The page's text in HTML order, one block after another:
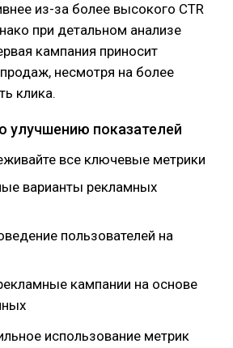
из-за более высокого CTR
при детальном анализе
кампания приносит
несмотря на более
клика.
улучшению показателей
все ключевые метрики
варианты рекламных
пользователей на
кампании на основе
использование метрик